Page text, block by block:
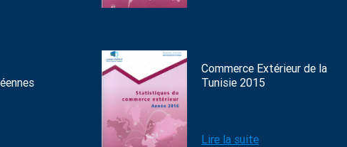
Commerce Extérieur de la
Tunisie 2015
Lire la suite